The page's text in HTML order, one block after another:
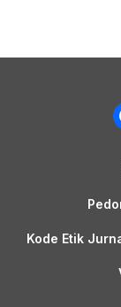
Kode Etik